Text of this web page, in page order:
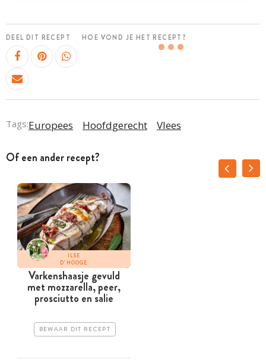
DEEL DIT RECEPT HOE VOND JE HET RECEPT?
Tags:Europees Hoofdgerecht Vlees
Of een ander recept?
ILSE
D'HOOGE
Varkenshaasje gevuld
met mozzarella, peer,
prosciutto en salie
BEWAAR DIT RECEPT